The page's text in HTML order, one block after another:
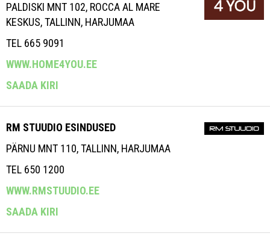
PALDISKI MNT 102, ROCCA AL MARE
KESKUS, TALLINN, HARJUMAA
TEL 665 9091
WWW.HOME4YOU.EE
SAADA KIRI
RM STUUDIO ESINDUSED
PÄRNU MNT 110, TALLINN, HARJUMAA
TEL 650 1200
WWW.RMSTUUDIO.EE
SAADA KIRI